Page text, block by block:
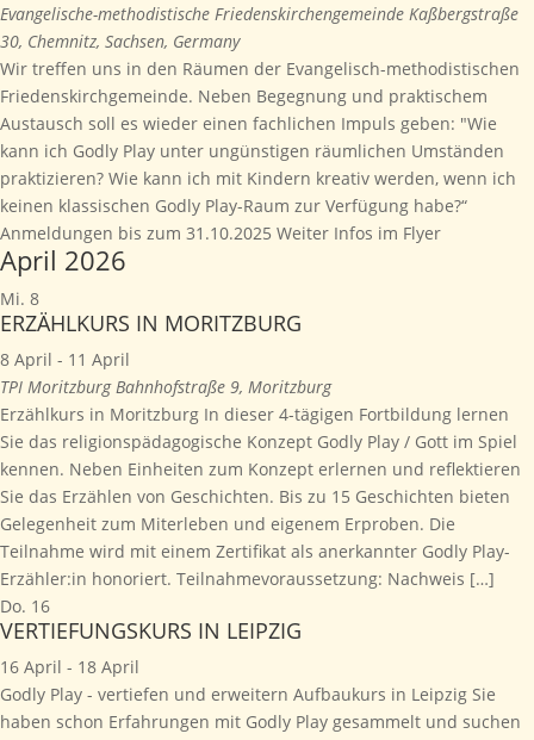
Evangelische-methodistische Friedenskirchengemeinde Kaßbergstraße
30, Chemnitz, Sachsen, Germany
Wir treffen uns in den Räumen der Evangelisch-methodistischen
Friedenskirchgemeinde. Neben Begegnung und praktischem
Austausch soll es wieder einen fachlichen Impuls geben: "Wie
kann ich Godly Play unter ungünstigen räumlichen Umständen
praktizieren? Wie kann ich mit Kindern kreativ werden, wenn ich
keinen klassischen Godly Play-Raum zur Verfügung habe?“
Anmeldungen bis zum 31.10.2025 Weiter Infos im Flyer
April 2026
Mi. 8
ERZÄHLKURS IN MORITZBURG
8 April - 11 April
TPI MoritzburgBahnhofstraße 9, Moritzburg
Erzählkurs in Moritzburg In dieser 4-tägigen Fortbildung lernen
Sie das religionspädagogische Konzept Godly Play / Gott im Spiel
kennen. Neben Einheiten zum Konzept erlernen und reflektieren
Sie das Erzählen von Geschichten. Bis zu 15 Geschichten bieten
Gelegenheit zum Miterleben und eigenem Erproben. Die
Teilnahme wird mit einem Zertifikat als anerkannter Godly Play-
Erzähler:in honoriert. Teilnahmevoraussetzung: Nachweis […]
Do. 16
VERTIEFUNGSKURS IN LEIPZIG
16 April - 18 April
Godly Play - vertiefen und erweitern Aufbaukurs in Leipzig Sie
haben schon Erfahrungen mit Godly Play gesammelt und suchen